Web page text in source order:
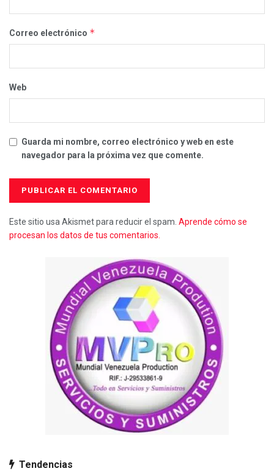
Correo electrónico *
Web
Guarda mi nombre, correo electrónico y web en este
navegador para la próxima vez que comente.
Este sitio usa Akismet para reducir el spam. Aprende cómo se
procesan los datos de tus comentarios.
Tendencias